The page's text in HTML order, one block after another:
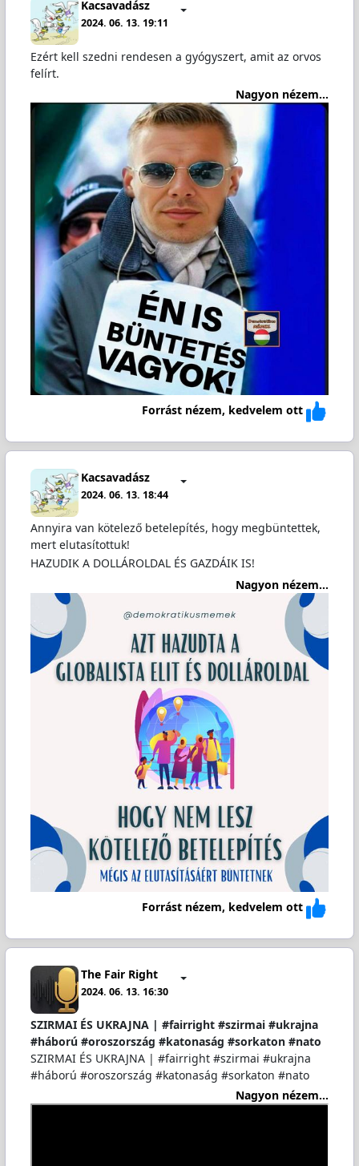
Kacsavadász
2024. 06. 13. 19:11
Ezért kell szedni rendesen a gyógyszert, amit az orvos
felírt.
Nagyon nézem...
Forrást nézem, kedvelem ott
Kacsavadász
2024. 06. 13. 18:44
Annyira van kötelező betelepítés, hogy megbüntettek,
mert elutasítottuk!
HAZUDIK A DOLLÁROLDAL ÉS GAZDÁIK IS!
Nagyon nézem...
Forrást nézem, kedvelem ott
The Fair Right
2024. 06. 13. 16:30
SZIRMAI ÉS UKRAJNA | #fairright #szirmai #ukrajna
#háború #oroszország #katonaság #sorkaton #nato
SZIRMAI ÉS UKRAJNA | #fairright #szirmai #ukrajna
#háború #oroszország #katonaság #sorkaton #nato
Nagyon nézem...